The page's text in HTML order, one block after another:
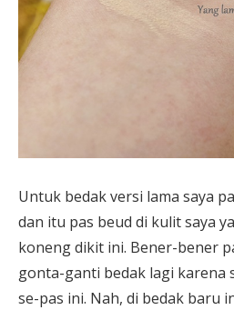
Untuk bedak versi lama saya
dan itu pas beud di kulit saya
koneng dikit ini. Bener-bener
gonta-ganti bedak lagi karena
se-pas ini. Nah, di bedak baru